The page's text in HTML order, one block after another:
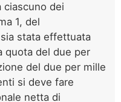
ciascuno dei
1, del
stata effettuata
quota del due per
del due per mille
si deve fare
netta di